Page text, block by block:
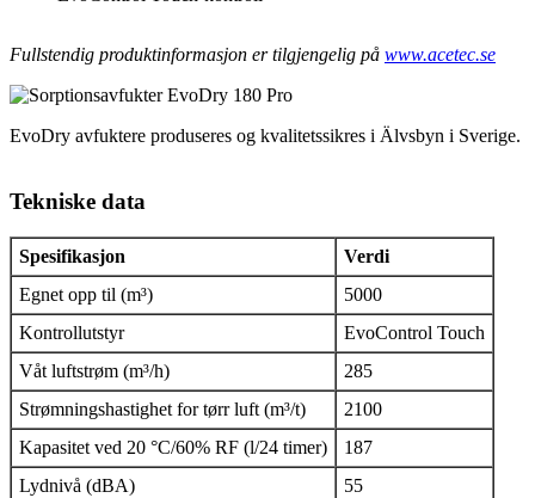
Fullstendig produktinformasjon er tilgjengelig på www.acetec.se
EvoDry avfuktere produseres og kvalitetssikres i Älvsbyn i Sverige.
Tekniske data
Spesifikasjon
Verdi
Egnet opp til (m³)
5000
Kontrollutstyr
EvoControl Touch
Våt luftstrøm (m³/h)
285
Strømningshastighet for tørr luft (m³/t)
2100
Kapasitet ved 20 °C/60% RF (l/24 timer)
187
Lydnivå (dBA)
55